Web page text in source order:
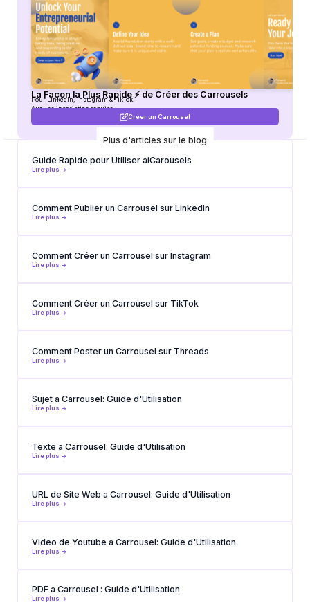
La Façon la Plus Rapide ⚡ de Créer des Carrousels
Pour LinkedIn, Instagram & TikTok.
Aucune inscription requise !
Créer un Carrousel
Plus d'articles sur le blog
Guide Rapide pour Utiliser aiCarousels
Lire plus ->
Comment Publier un Carrousel sur LinkedIn
Lire plus ->
Comment Créer un Carrousel sur Instagram
Lire plus ->
Comment Créer un Carrousel sur TikTok
Lire plus ->
Comment Poster un Carrousel sur Threads
Lire plus ->
Sujet a Carrousel: Guide d'Utilisation
Lire plus ->
Texte a Carrousel: Guide d'Utilisation
Lire plus ->
URL de Site Web a Carrousel: Guide d'Utilisation
Lire plus ->
Video de Youtube a Carrousel: Guide d'Utilisation
Lire plus ->
PDF a Carrousel : Guide d'Utilisation
Lire plus ->